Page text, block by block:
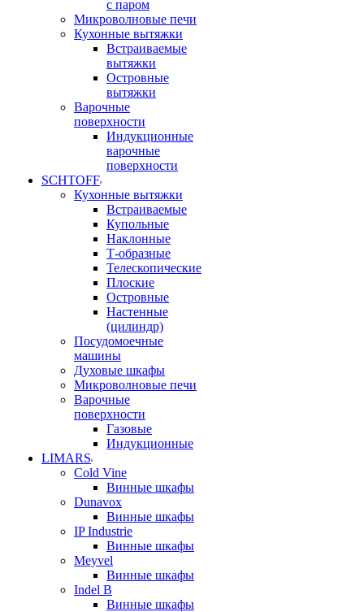
с паром
Микроволновые печи
Кухонные вытяжки
Встраиваемые
вытяжки
Островные
вытяжки
Варочные
поверхности
Индукционные
варочные
поверхности
SCHTOFF
Кухонные вытяжки
Встраиваемые
Купольные
Наклонные
Т-образные
Телескопические
Плоские
Островные
Настенные
(цилиндр)
Посудомоечные
машины
Духовые шкафы
Микроволновые печи
Варочные
поверхности
Газовые
Индукционные
LIMARS
Cold Vine
Винные шкафы
Dunavox
Винные шкафы
IP Industrie
Винные шкафы
Meyvel
Винные шкафы
Indel B
Винные шкафы